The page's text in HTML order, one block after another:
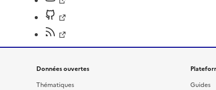
Données ouvertes
Thématiques
Guides